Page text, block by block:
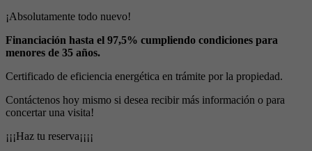
¡Absolutamente todo nuevo!
Financiación hasta el 97,5% cumpliendo condiciones para
menores de 35 años.
Certificado de eficiencia energética en trámite por la propiedad.
Contáctenos hoy mismo si desea recibir más información o para
concertar una visita!
¡¡¡Haz tu reserva¡¡¡¡